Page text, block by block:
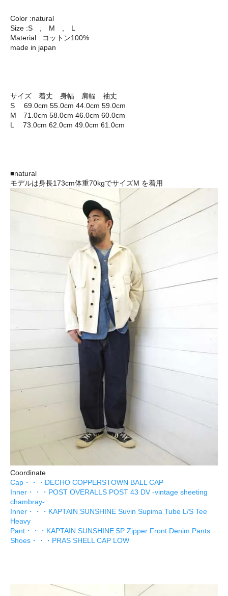
Color :natural
Size :S , M , L
Material : コットン100%
made in japan
サイズ 着丈 身幅 肩幅 袖丈
S 69.0cm 55.0cm 44.0cm 59.0cm
M 71.0cm 58.0cm 46.0cm 60.0cm
L 73.0cm 62.0cm 49.0cm 61.0cm
■natural
モデルは身長173cm体重70kgでサイズM を着用
Coordinate
Cap・・・DECHO COPPERSTOWN BALL CAP
Inner・・・POST OVERALLS POST 43 DV -vintage sheeting
chambray-
Inner・・・KAPTAIN SUNSHINE Suvin Supima Tube L/S Tee
Heavy
Pant・・・KAPTAIN SUNSHINE 5P Zipper Front Denim Pants
Shoes・・・PRAS SHELL CAP LOW